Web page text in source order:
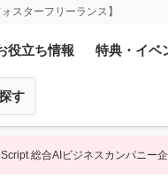
スターフリーランス】
役立ち情報 特典・イベ
す
総合AIビジネスカンパニー